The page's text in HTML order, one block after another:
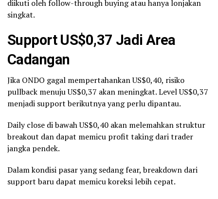
diikuti oleh follow-through buying atau hanya lonjakan
singkat.
Support US$0,37 Jadi Area
Cadangan
Jika ONDO gagal mempertahankan US$0,40, risiko
pullback menuju US$0,37 akan meningkat. Level US$0,37
menjadi support berikutnya yang perlu dipantau.
Daily close di bawah US$0,40 akan melemahkan struktur
breakout dan dapat memicu profit taking dari trader
jangka pendek.
Dalam kondisi pasar yang sedang fear, breakdown dari
support baru dapat memicu koreksi lebih cepat.